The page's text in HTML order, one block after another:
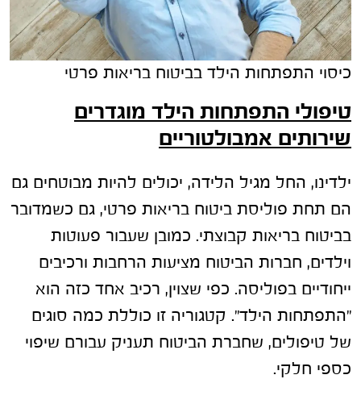
כיסוי התפתחות הילד בביטוח בריאות פרטי
טיפולי התפתחות הילד מוגדרים
שירותים אמבולטוריים
ילדינו, החל מגיל הלידה, יכולים להיות מבוטחים גם
הם תחת פוליסת ביטוח בריאות פרטי, גם כשמדובר
בביטוח בריאות קבוצתי. כמובן שעבור פעוטות
וילדים, חברות הביטוח מציעות הרחבות ורכיבים
ייחודיים בפוליסה. כפי שצוין, רכיב אחד כזה הוא
"התפתחות הילד". קטגוריה זו כוללת כמה סוגים
של טיפולים, שחברת הביטוח תעניק עבורם שיפוי
כספי חלקי.